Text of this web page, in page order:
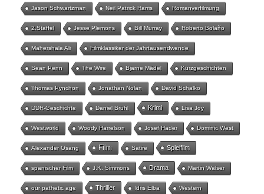
Jason Schwartzman Neil Patrick Harris Romanverfilmung
2.Staffel Jesse Plemons Bill Murray Roberto Bolaño
Mahershala Ali Filmklassiker der Jahrtausendwende
Sean Penn The Wire Bjarne Mädel Kurzgeschichten
Thomas Pynchon Jonathan Nolan David Schalko
DDR-Geschichte Daniel Brühl Krimi Lisa Joy
Westworld Woody Harrelson Josef Hader Dominic West
Alexander Osang Film Satire Spielfilm
spanischer Film J.K. Simmons Drama Martin Walser
our pathetic age Thriller Idris Elba Western